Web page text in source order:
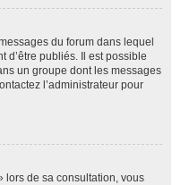
du forum dans lequel
d’être publiés. Il est possible
un groupe dont les messages
l’administrateur pour
lors de sa consultation, vous